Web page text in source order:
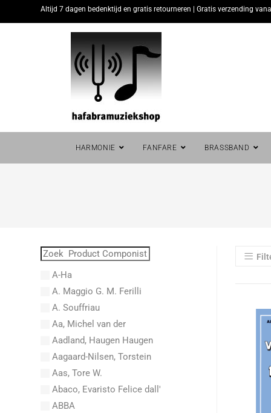
Altijd 7 dagen bedenktijd en gratis retourneren | Gratis verzending
HARMONIE FANFARE BRASSBAND
A-Ha
A. Maggio G. M. Ferilli
A. Souffriau
Aa, Michel van der
Aadland, Haugen Haugen
Aagaard-Nilsen, Torstein
Aas, Tore W.
Abaco, Evaristo Felice dall'
ABBA